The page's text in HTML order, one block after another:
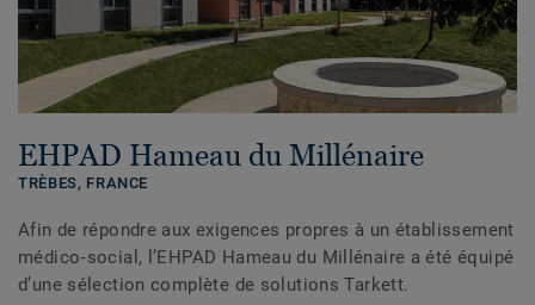
EHPAD Hameau du Millénaire
TRÈBES, FRANCE
Afin de répondre aux exigences propres à un établissement
médico‑social, l’EHPAD Hameau du Millénaire a été équipé
d’une sélection complète de solutions Tarkett.